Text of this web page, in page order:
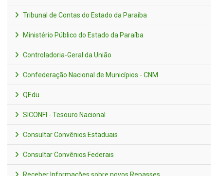
Tribunal de Contas do Estado da Paraíba
Ministério Público do Estado da Paraíba
Controladoria-Geral da União
Confederação Nacional de Municípios - CNM
QEdu
SICONFI - Tesouro Nacional
Consultar Convênios Estaduais
Consultar Convênios Federais